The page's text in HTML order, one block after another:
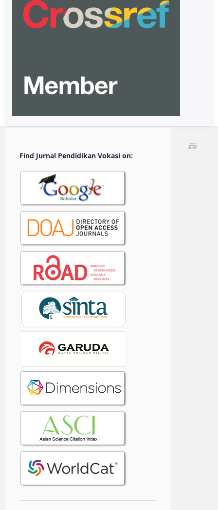
Find Jurnal Pendidikan Vokasi on: